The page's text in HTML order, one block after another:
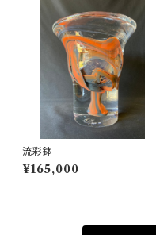
流彩鉢
¥165,000